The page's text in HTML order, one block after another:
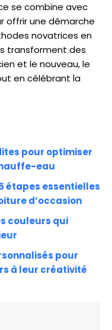
se combine avec
offrir une démarche
novatrices en
transforment des
et le nouveau, le
en célébrant la
pour optimiser
eau
étapes essentielles
d’occasion
couleurs qui
pour
à leur créativité